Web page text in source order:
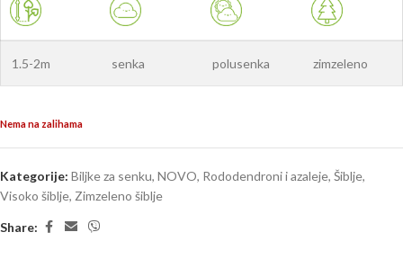
1.5-2m senka polusenka zimzeleno
Nema na zalihama
Kategorije: Biljke za senku, NOVO, Rododendroni i azaleje, Šiblje,
Visoko šiblje, Zimzeleno šiblje
Share: